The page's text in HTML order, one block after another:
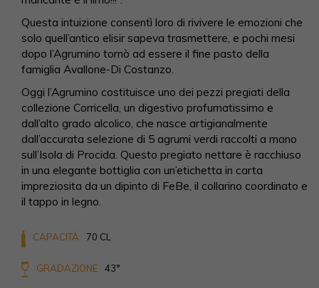
Questa intuizione consentì loro di rivivere le emozioni che
solo quell’antico elisir sapeva trasmettere, e pochi mesi
dopo l’Agrumino tornò ad essere il fine pasto della
famiglia Avallone-Di Costanzo.
Oggi l’Agrumino costituisce uno dei pezzi pregiati della
collezione Corricella, un digestivo profumatissimo e
dall’alto grado alcolico, che nasce artigianalmente
dall’accurata selezione di 5 agrumi verdi raccolti a mano
sull’Isola di Procida. Questo pregiato nettare è racchiuso
in una elegante bottiglia con un’etichetta in carta
impreziosita da un dipinto di FeBe, il collarino coordinato e
il tappo in legno.
CAPACITÀ 70 CL
GRADAZIONE 43°